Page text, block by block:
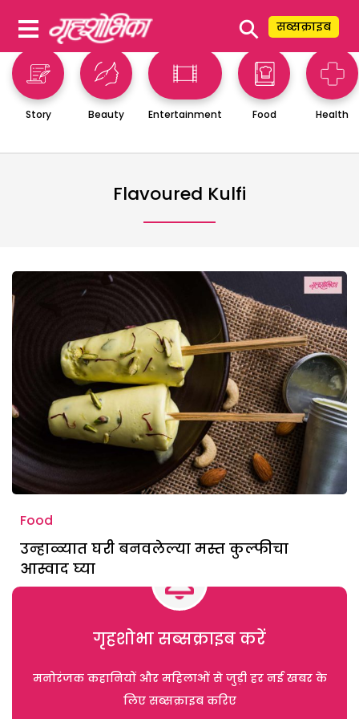
⚲ सब्सक्राइब
Story Beauty Entertainment Food Health
Flavoured Kulfi
Food
उन्हाळ्यात घरी बनवलेल्या मस्त कुल्फीचा
आस्वाद घ्या
गृहशोभा सब्सक्राइब करें
मनोरंजक कहानियों और महिलाओं से जुड़ी हर नई खबर के
लिए सब्सक्राइब करिए